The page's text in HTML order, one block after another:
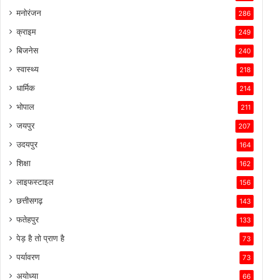
मनोरंजन 286
क्राइम 249
बिजनेस 240
स्वास्थ्य 218
धार्मिक 214
भोपाल 211
जयपुर 207
उदयपुर 164
शिक्षा 162
लाइफस्टाइल 156
छत्तीसगढ़ 143
फतेहपुर 133
पेड़ है तो प्राण है 73
पर्यावरण 73
अयोध्या 66